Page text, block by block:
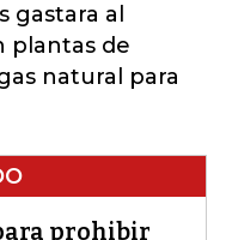
gastara al
plantas de
natural para
prohibir